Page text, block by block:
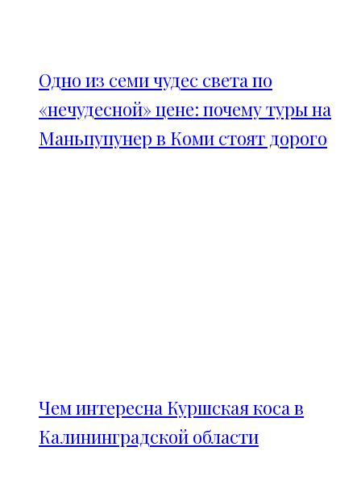
Одно из семи чудес света по
«нечудесной» цене: почему туры на
Маньпупунер в Коми стоят дорого
Чем интересна Куршская коса в
Калининградской области